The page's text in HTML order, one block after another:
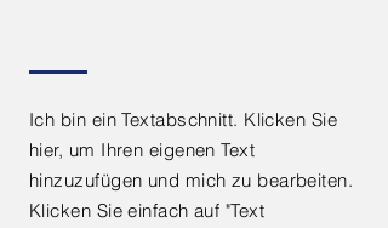
Ich bin ein Textabschnitt. Klicken Sie
hier, um Ihren eigenen Text
hinzuzufügen und mich zu bearbeiten.
Klicken Sie einfach auf "Text